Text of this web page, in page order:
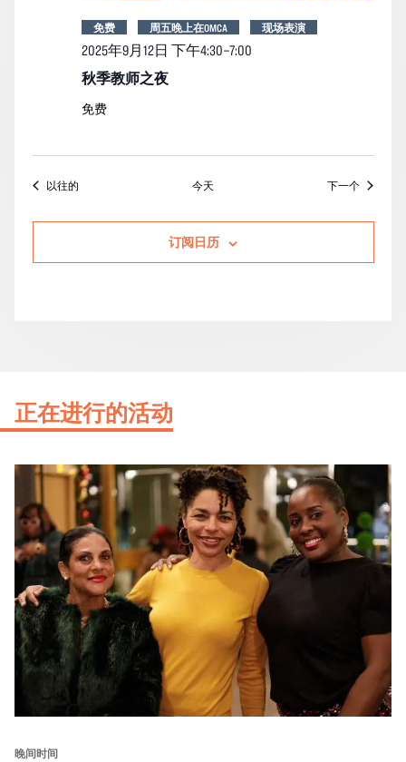
秋季教师之夜
2025年9月12日 下午4:30–7:00
免费 周五晚上在OMCA 现场表演
免费
以往的活动 今天 下一个活动
订阅日历
正在进行的活动
晚间时间